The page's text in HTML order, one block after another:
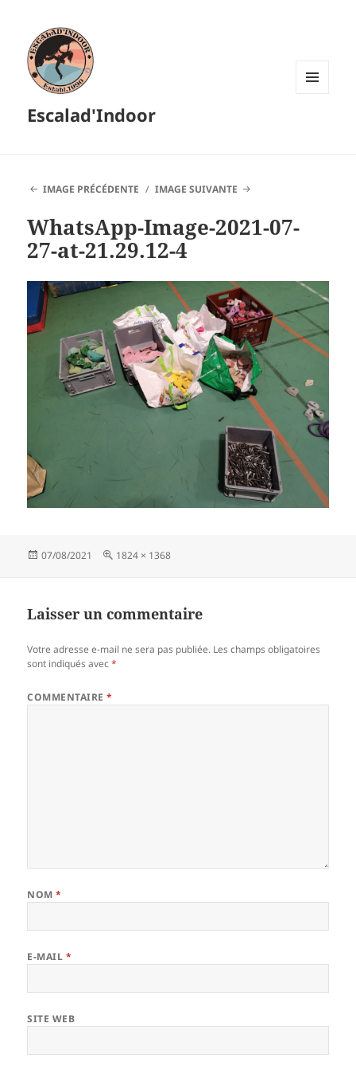
Escalad'Indoor
IMAGE PRÉCÉDENTE IMAGE SUIVANTE
WhatsApp-Image-2021-07-
27-at-21.29.12-4
Publié
07/08/2021
Taille
1824 × 1368
Laisser un commentaire
Votre adresse e-mail ne sera pas publiée. Les champs obligatoires
sont indiqués avec*
COMMENTAIRE*
NOM*
E-MAIL *
SITE WEB